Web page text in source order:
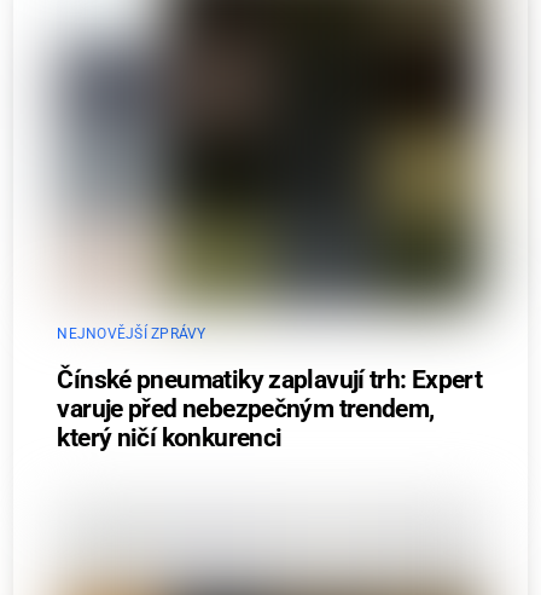
NEJNOVĚJŠÍ ZPRÁVY
Čínské pneumatiky zaplavují trh: Expert
varuje před nebezpečným trendem,
který ničí konkurenci